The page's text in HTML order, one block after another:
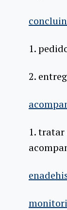
1.
2.
1. tratar